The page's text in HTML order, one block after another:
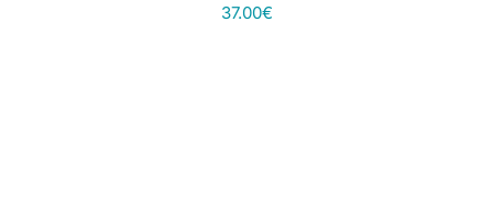
37.00€